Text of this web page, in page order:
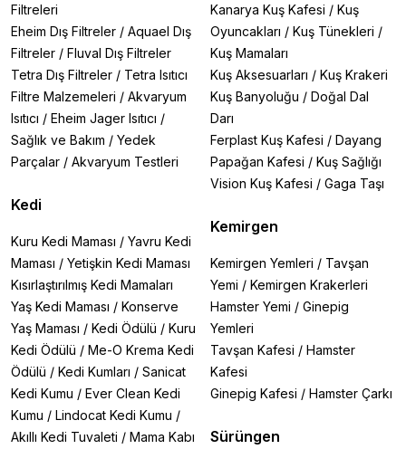
Filtreleri
Eheim Dış Filtreler / Aquael Dış
Filtreler / Fluval Dış Filtreler
Tetra Dış Filtreler / Tetra Isıtıcı
Filtre Malzemeleri / Akvaryum
Isıtıcı / Eheim Jager Isıtıcı /
Sağlık ve Bakım / Yedek
Parçalar / Akvaryum Testleri
Kedi
Kuru Kedi Maması / Yavru Kedi
Maması / Yetişkin Kedi Maması
Kısırlaştırılmış Kedi Mamaları
Yaş Kedi Maması / Konserve
Yaş Maması / Kedi Ödülü / Kuru
Kedi Ödülü / Me-O Krema Kedi
Ödülü / Kedi Kumları / Sanicat
Kedi Kumu / Ever Clean Kedi
Kumu / Lindocat Kedi Kumu /
Akıllı Kedi Tuvaleti / Mama Kabı
Kanarya Kuş Kafesi / Kuş
Oyuncakları / Kuş Tünekleri /
Kuş Mamaları
Kuş Aksesuarları / Kuş Krakeri
Kuş Banyoluğu / Doğal Dal
Darı
Ferplast Kuş Kafesi / Dayang
Papağan Kafesi / Kuş Sağlığı
Vision Kuş Kafesi / Gaga Taşı
Kemirgen
Kemirgen Yemleri / Tavşan
Yemi / Kemirgen Krakerleri
Hamster Yemi / Ginepig
Yemleri
Tavşan Kafesi / Hamster
Kafesi
Ginepig Kafesi / Hamster Çarkı
Sürüngen